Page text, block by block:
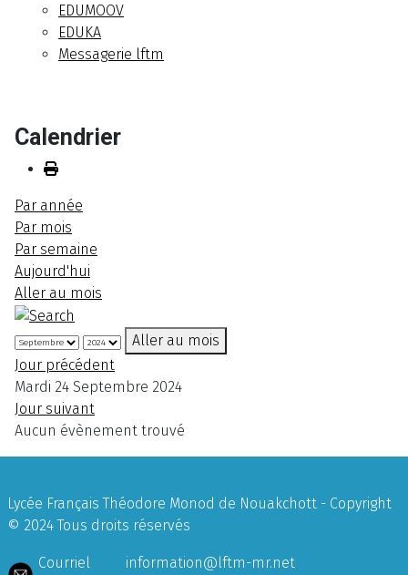
EDUMOOV
EDUKA
Messagerie lftm
Calendrier
Par année
Par mois
Par semaine
Aujourd'hui
Aller au mois
Aller au mois
Jour précédent
Mardi 24 Septembre 2024
Jour suivant
Aucun évènement trouvé
Lycée Français Théodore Monod de Nouakchott - Copyright
© 2024 Tous droits réservés
Courriel
information@lftm-mr.net